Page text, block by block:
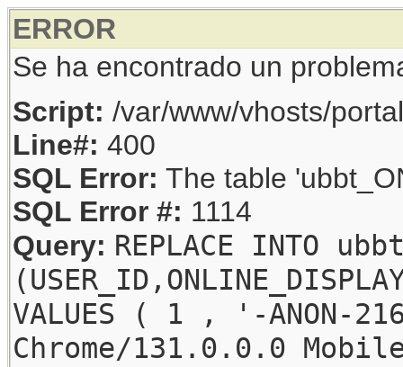
ERROR
Se ha encontrado un
Script: /var/www/vhosts/
Line#: 400
SQL Error: The table
SQL Error #: 1114
Query: REPLACE INTO
VALUES ( 1 , '-
Chrome/131.0.0.0